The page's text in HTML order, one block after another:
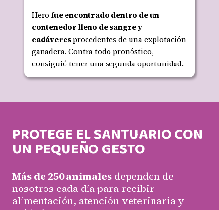
Hero fue encontrado dentro de un
contenedor lleno de sangre y
cadáveresprocedentes de una explotación
ganadera. Contra todo pronóstico,
consiguió tener una segunda oportunidad.
PROTEGE EL SANTUARIO CON
UN PEQUEÑO GESTO
Más de 250 animales dependen de
nosotros cada día para recibir
alimentación, atención veterinaria y